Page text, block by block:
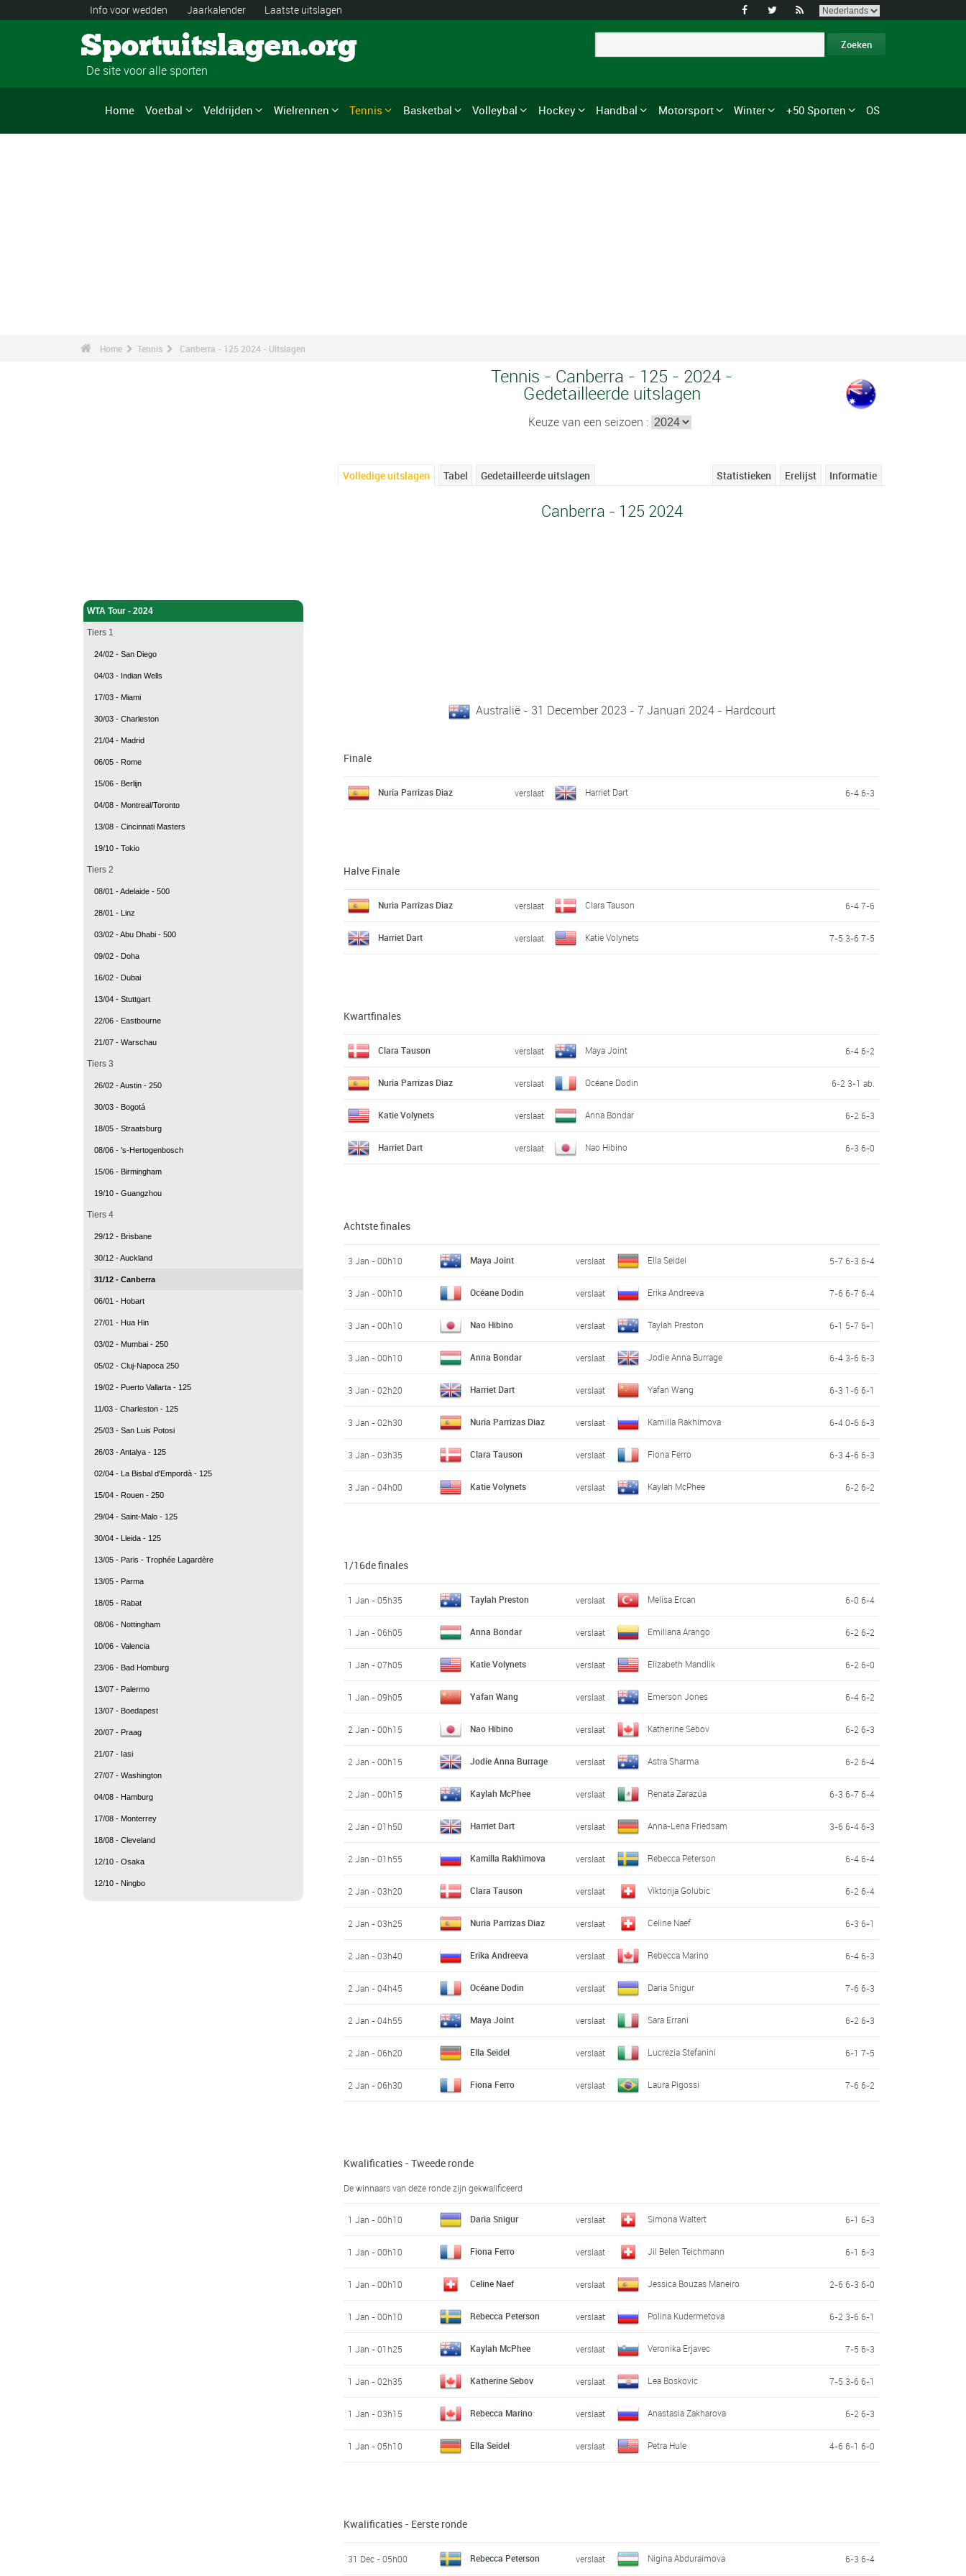
Info voor wedden Jaarkalender Laatste uitslagen   
Sportuitslagen.org
De site voor alle sporten
Home Voetbal Veldrijden Wielrennen Tennis Basketbal Volleybal Hockey Handbal Motorsport Winter +50 Sporten OS
Home Tennis Canberra - 125 2024 - Uitslagen
WTA Tour - 2024
Tiers 1
24/02 - San Diego
04/03 - Indian Wells
17/03 - Miami
30/03 - Charleston
21/04 - Madrid
06/05 - Rome
15/06 - Berlijn
04/08 - Montreal/Toronto
13/08 - Cincinnati Masters
19/10 - Tokio
Tiers 2
08/01 - Adelaide - 500
28/01 - Linz
03/02 - Abu Dhabi - 500
09/02 - Doha
16/02 - Dubai
13/04 - Stuttgart
22/06 - Eastbourne
21/07 - Warschau
Tiers 3
26/02 - Austin - 250
30/03 - Bogotá
18/05 - Straatsburg
08/06 - 's-Hertogenbosch
15/06 - Birmingham
19/10 - Guangzhou
Tiers 4
29/12 - Brisbane
30/12 - Auckland
31/12 - Canberra
06/01 - Hobart
27/01 - Hua Hin
03/02 - Mumbai - 250
05/02 - Cluj-Napoca 250
19/02 - Puerto Vallarta - 125
11/03 - Charleston - 125
25/03 - San Luis Potosi
26/03 - Antalya - 125
02/04 - La Bisbal d'Empordà - 125
15/04 - Rouen - 250
29/04 - Saint-Malo - 125
30/04 - Lleida - 125
13/05 - Paris - Trophée Lagardère
13/05 - Parma
18/05 - Rabat
08/06 - Nottingham
10/06 - Valencia
23/06 - Bad Homburg
13/07 - Palermo
13/07 - Boedapest
20/07 - Praag
21/07 - Iasi
27/07 - Washington
04/08 - Hamburg
17/08 - Monterrey
18/08 - Cleveland
12/10 - Osaka
12/10 - Ningbo
Tennis - Canberra - 125 - 2024 -
Gedetailleerde uitslagen
Keuze van een seizoen :
Volledige uitslagen Tabel Gedetailleerde uitslagen Informatie
Erelijst
Statistieken
Canberra - 125 2024
Australië - 31 December 2023 - 7 Januari 2024 - Hardcourt
Finale
Nuria Parrizas Diaz verslaat Harriet Dart 6-4 6-3
Halve Finale
Nuria Parrizas Diaz verslaat Clara Tauson 6-4 7-6
Harriet Dart verslaat Katie Volynets 7-5 3-6 7-5
Kwartfinales
Clara Tauson verslaat Maya Joint 6-4 6-2
Nuria Parrizas Diaz verslaat Océane Dodin 6-2 3-1 ab.
Katie Volynets verslaat Anna Bondar 6-2 6-3
Harriet Dart verslaat Nao Hibino 6-3 6-0
Achtste finales
3 Jan - 00h10 Maya Joint verslaat Ella Seidel 5-7 6-3 6-4
3 Jan - 00h10 Océane Dodin verslaat Erika Andreeva 7-6 6-7 6-4
3 Jan - 00h10 Nao Hibino verslaat Taylah Preston 6-1 5-7 6-1
3 Jan - 00h10 Anna Bondar verslaat Jodie Anna Burrage 6-4 3-6 6-3
3 Jan - 02h20 Harriet Dart verslaat Yafan Wang 6-3 1-6 6-1
3 Jan - 02h30 Nuria Parrizas Diaz verslaat Kamilla Rakhimova 6-4 0-6 6-3
3 Jan - 03h35 Clara Tauson verslaat Fiona Ferro 6-3 4-6 6-3
3 Jan - 04h00 Katie Volynets verslaat Kaylah McPhee 6-2 6-2
1/16de finales
1 Jan - 05h35 Taylah Preston verslaat Melisa Ercan 6-0 6-4
1 Jan - 06h05 Anna Bondar verslaat Emiliana Arango 6-2 6-2
1 Jan - 07h05 Katie Volynets verslaat Elizabeth Mandlik 6-2 6-0
1 Jan - 09h05 Yafan Wang verslaat Emerson Jones 6-4 6-2
2 Jan - 00h15 Nao Hibino verslaat Katherine Sebov 6-2 6-3
2 Jan - 00h15 Jodie Anna Burrage verslaat Astra Sharma 6-2 6-4
2 Jan - 00h15 Kaylah McPhee verslaat Renata Zarazúa 6-3 6-7 6-4
2 Jan - 01h50 Harriet Dart verslaat Anna-Lena Friedsam 3-6 6-4 6-3
2 Jan - 01h55 Kamilla Rakhimova verslaat Rebecca Peterson 6-4 6-4
2 Jan - 03h20 Clara Tauson verslaat Viktorija Golubic 6-2 6-4
2 Jan - 03h25 Nuria Parrizas Diaz verslaat Celine Naef 6-3 6-1
2 Jan - 03h40 Erika Andreeva verslaat Rebecca Marino 6-4 6-3
2 Jan - 04h45 Océane Dodin verslaat Daria Snigur 7-6 6-3
2 Jan - 04h55 Maya Joint verslaat Sara Errani 6-2 6-3
2 Jan - 06h20 Ella Seidel verslaat Lucrezia Stefanini 6-1 7-5
2 Jan - 06h30 Fiona Ferro verslaat Laura Pigossi 7-6 6-2
Kwalificaties - Tweede ronde
De winnaars van deze ronde zijn gekwalificeerd
1 Jan - 00h10 Daria Snigur verslaat Simona Waltert 6-1 6-3
1 Jan - 00h10 Fiona Ferro verslaat Jil Belen Teichmann 6-1 6-3
1 Jan - 00h10 Celine Naef verslaat Jessica Bouzas Maneiro 2-6 6-3 6-0
1 Jan - 00h10 Rebecca Peterson verslaat Polina Kudermetova 6-2 3-6 6-1
1 Jan - 01h25 Kaylah McPhee verslaat Veronika Erjavec 7-5 6-3
1 Jan - 02h35 Katherine Sebov verslaat Lea Boskovic 7-5 3-6 6-1
1 Jan - 03h15 Rebecca Marino verslaat Anastasia Zakharova 6-2 6-3
1 Jan - 05h10 Ella Seidel verslaat Petra Hule 4-6 6-1 6-0
Kwalificaties - Eerste ronde
31 Dec - 05h00 Rebecca Peterson verslaat Nigina Abduraimova 6-3 6-4